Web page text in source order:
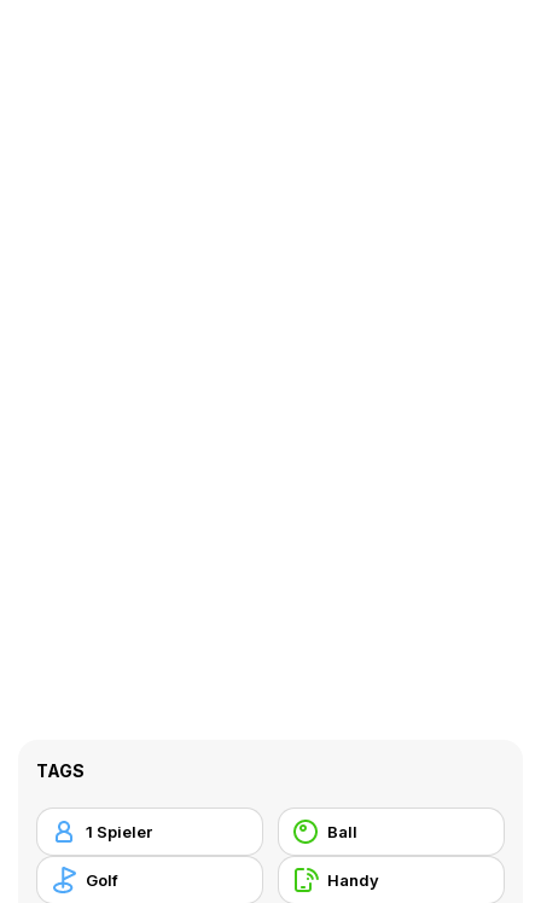
TAGS
1 Spieler Ball
Golf Handy